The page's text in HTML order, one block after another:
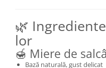
Dr. Althea
DELLA BORN
Ulei MCT
Vitamina A
Vitamina B
🌿
lor
🍯 Miere de
Bază naturală, gust delicat